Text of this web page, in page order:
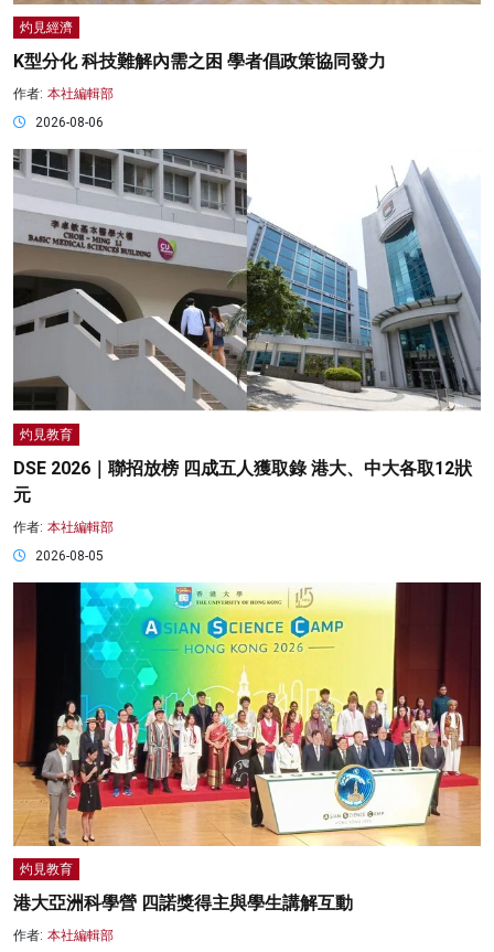
灼見經濟
K型分化 科技難解內需之困 學者倡政策協同發力
作者: 本社編輯部
2026-08-06
灼見教育
DSE 2026｜聯招放榜 四成五人獲取錄 港大、中大各取12狀
元
作者: 本社編輯部
2026-08-05
灼見教育
港大亞洲科學營 四諾獎得主與學生講解互動
作者: 本社編輯部